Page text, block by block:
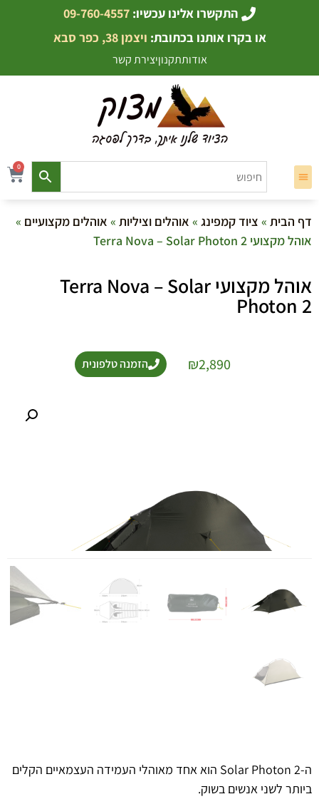
התקשרו אלינו עכשיו: 09-760-4557
או בקרו אותנו בכתובת: ויצמן 38, כפר סבא
אודותתקנוןיצירת קשר
0
דף הבית » ציוד קמפינג » אוהלים וציליות » אוהלים מקצועיים »
אוהל מקצועי Terra Nova – Solar Photon 2
אוהל מקצועי Terra Nova – Solar
Photon 2
₪2,890 הזמנה טלפונית
ה-Solar Photon 2 הוא אחד מאוהלי העמידה העצמאיים הקלים
ביותר לשני אנשים בשוק.